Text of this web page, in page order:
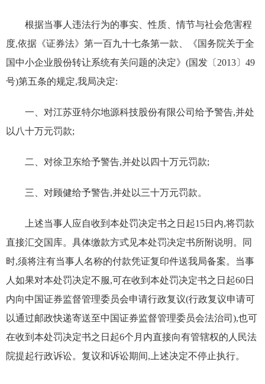
根据当事人违法行为的事实、性质、情节与社会危害程
度,依据《证券法》第一百九十七条第一款、《国务院关于全
国中小企业股份转让系统有关问题的决定》(国发〔2013〕49
号)第五条的规定,我局决定:
一、对江苏亚特尔地源科技股份有限公司给予警告,并处
以八十万元罚款;
二、对徐卫东给予警告,并处以四十万元罚款;
三、对顾健给予警告,并处以三十万元罚款。
上述当事人应自收到本处罚决定书之日起15日内,将罚款
直接汇交国库。具体缴款方式见本处罚决定书所附说明。同
时,须将注有当事人名称的付款凭证复印件送我局备案。当事
人如果对本处罚决定不服,可在收到本处罚决定书之日起60日
内向中国证券监督管理委员会申请行政复议(行政复议申请可
以通过邮政快递寄送至中国证券监督管理委员会法治司),也可
在收到本处罚决定书之日起6个月内直接向有管辖权的人民法
院提起行政诉讼。复议和诉讼期间,上述决定不停止执行。